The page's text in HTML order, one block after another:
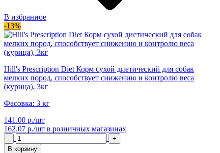
В избранное
-13%
Hill's Prescription Diet Корм сухой диетический для собак
мелких пород, способствует снижению и контролю веса
(курица), 3кг
Фасовка: 3 кг
141.00 р./шт
162.07 р./шт в розничных магазинах
-
+
В корзину